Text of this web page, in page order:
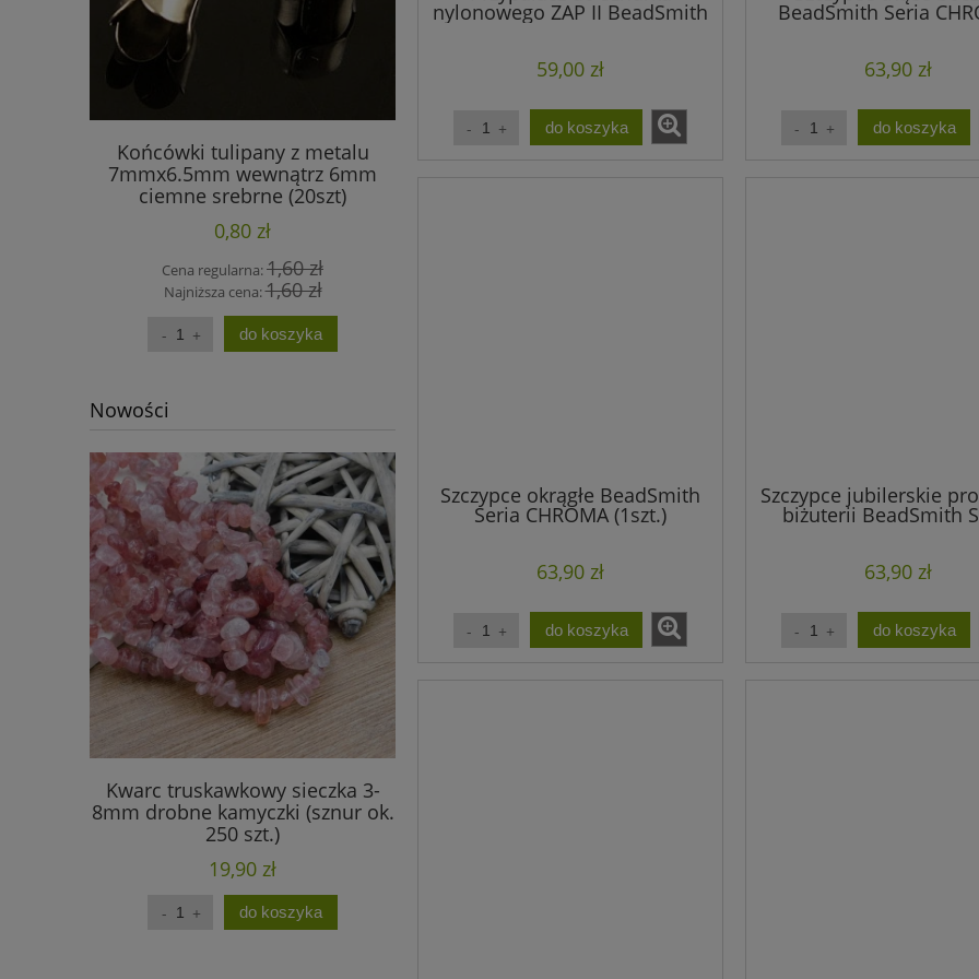
Końcówki tulipany z metalu
7mmx6.5mm wewnątrz 6mm
ciemne srebrne (20szt)
WYPRZEDAŻ
0,80 zł
Cena regularna:1,60 zł
Najniższa cena:1,60 zł
do koszyka
Oponki z drewna 29mmx20mm
Zawieszka metalowa
Nowości
Kwarc truskawkowy sieczka 3-
8mm drobne kamyczki (sznur ok.
250 szt.)
19,90 zł
do koszyka
nylonowego ZAP II BeadSmith
59,00 zł
do koszyka
BeadSmith Seria
63,90 zł
do koszyka
Szczypce okrągłe BeadSmith
Seria CHROMA (1szt.)
63,90 zł
do koszyka
Szczypce jubilerskie
biżuterii BeadSmith
63,90 zł
do koszyka